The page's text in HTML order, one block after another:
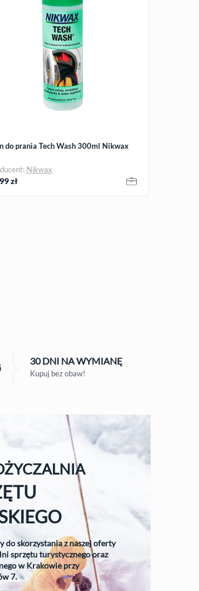
do prania Tech Wash 300ml Nikwax
Nikwax
zł
30 DNI NA WYMIANĘ
Kupuj bez obaw!
do skorzystania z naszej oferty
sprzętu turystycznego oraz
w Krakowie przy
7.